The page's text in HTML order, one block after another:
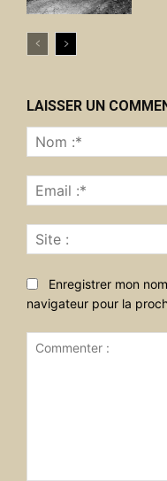
LAISSER UN
Enregistrer mon
navigateur pour la